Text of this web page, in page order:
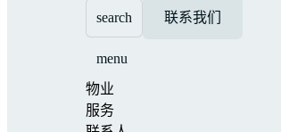
search 联系我们
menu
物业
服务